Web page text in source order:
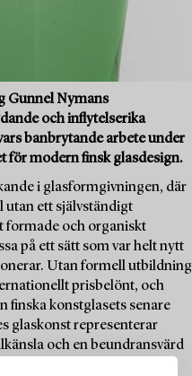
Gunnel Nymans
och inflytelserika
banbrytande arbete under
för modern finsk glasdesign.
i glasformgivningen, där
utan ett självständigt
formade och organiskt
på ett sätt som var helt nytt
Utan formell utbildning
prisbelönt, och
finska konstglasets senare
glaskonst representerar
och en beundransvärd
samling erbjuder en unik